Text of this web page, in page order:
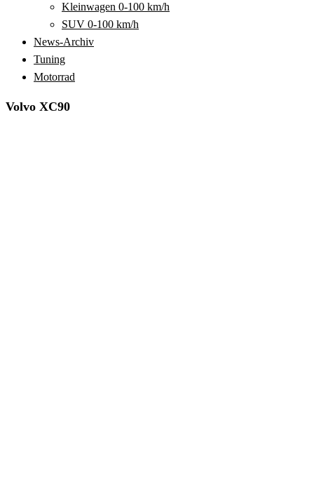
Kleinwagen 0-100 km/h
SUV 0-100 km/h
News-Archiv
Tuning
Motorrad
Volvo XC90